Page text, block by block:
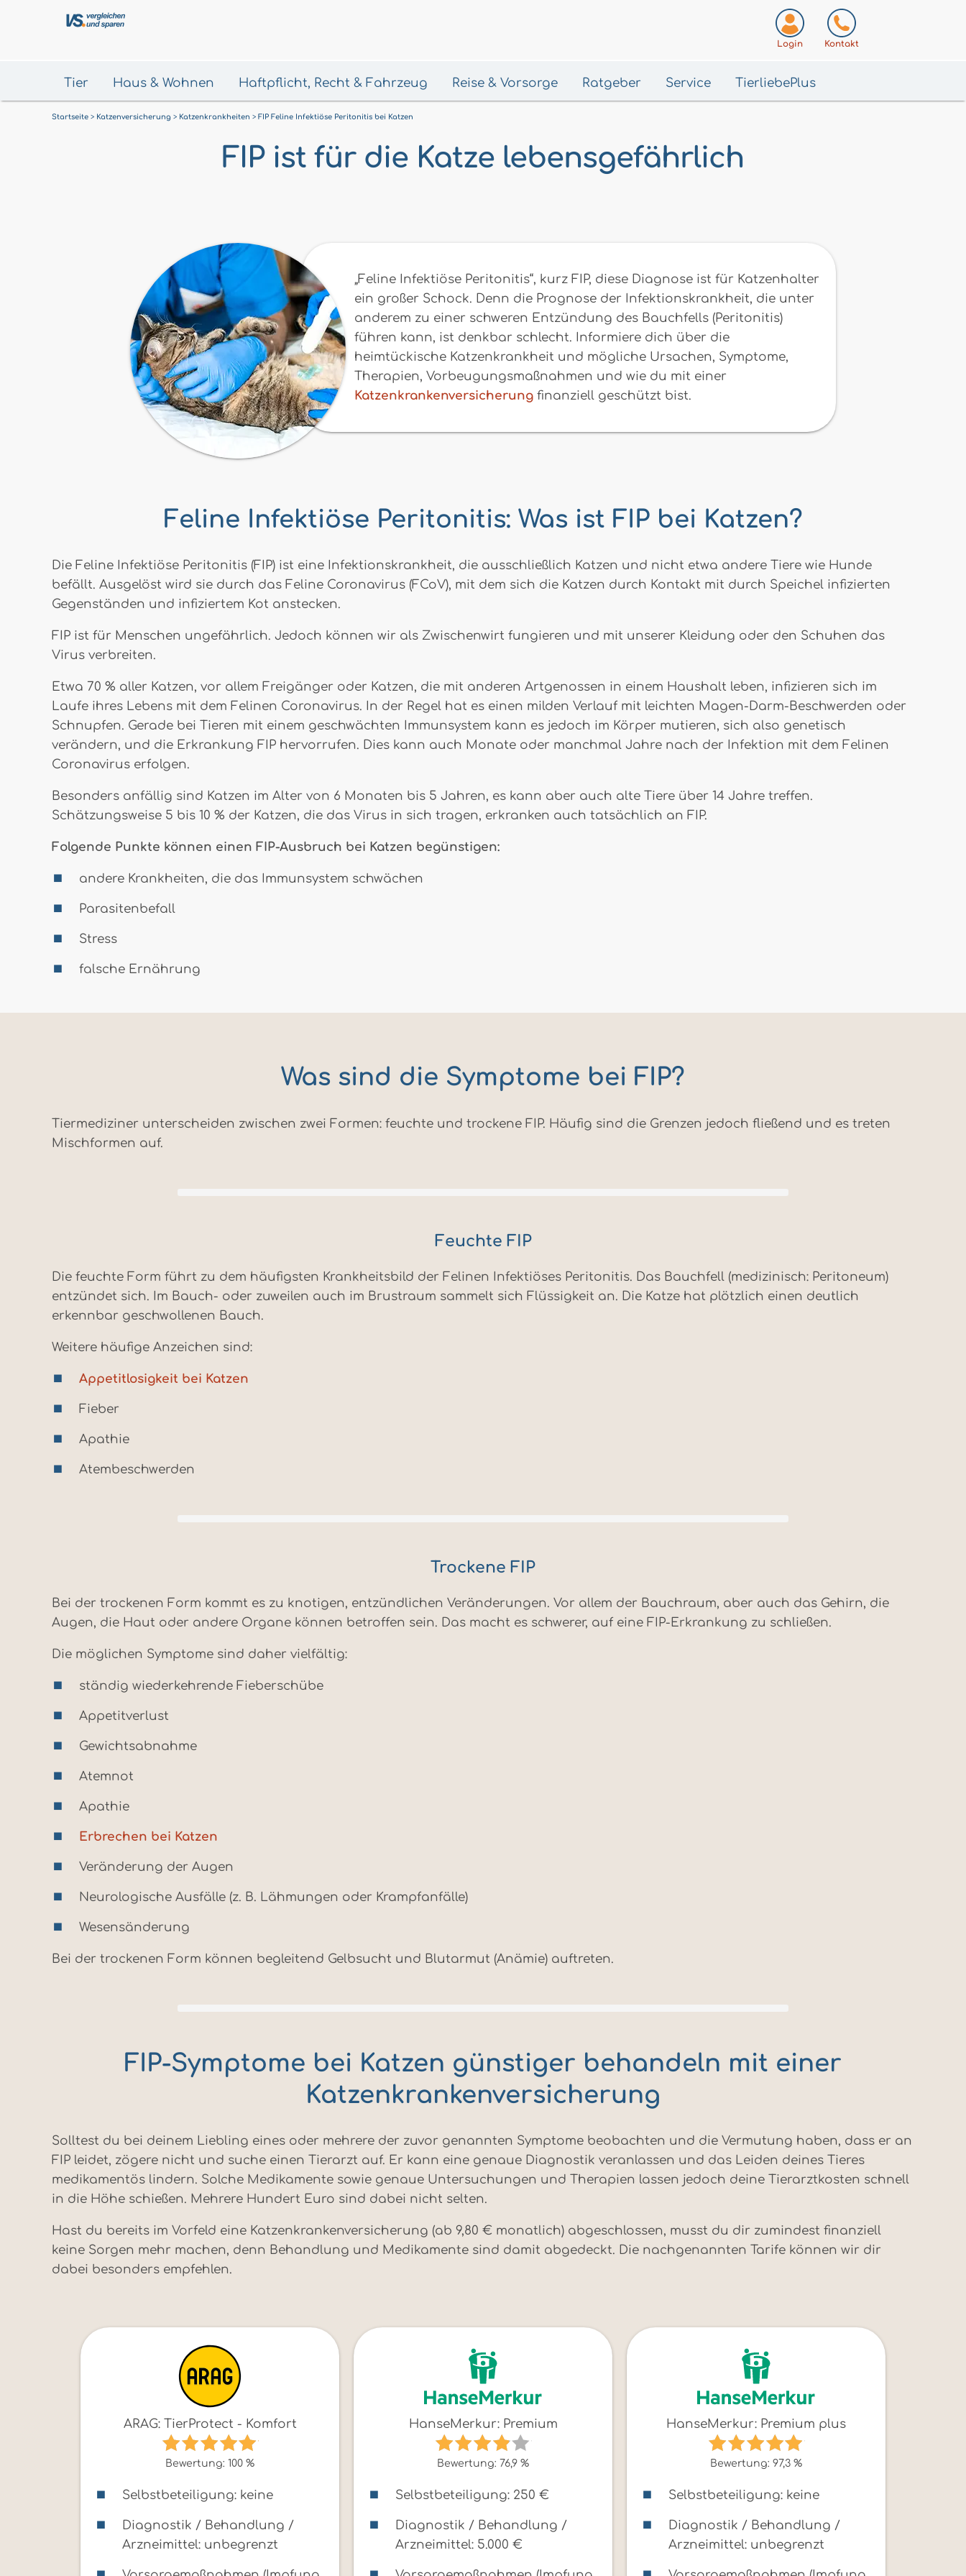
Login Kontakt
Tier Haus & Wohnen Haftpflicht, Recht & Fahrzeug Reise & Vorsorge Ratgeber Service TierliebePlus
Startseite Katzenversicherung Katzenkrankheiten FIP Feline Infektiöse Peritonitis bei Katzen
FIP ist für die Katze lebensgefährlich
„Feline Infektiöse Peritonitis“, kurz FIP, diese Diagnose ist für Katzenhalter
ein großer Schock. Denn die Prognose der Infektionskrankheit, die unter
anderem zu einer schweren Entzündung des Bauchfells (Peritonitis)
führen kann, ist denkbar schlecht. Informiere dich über die
heimtückische Katzenkrankheit und mögliche Ursachen, Symptome,
Therapien, Vorbeugungsmaßnahmen und wie du mit einer
Katzenkrankenversicherung finanziell geschützt bist.
Feline Infektiöse Peritonitis: Was ist FIP bei Katzen?
Die Feline Infektiöse Peritonitis (FIP) ist eine Infektionskrankheit, die ausschließlich Katzen und nicht etwa andere Tiere wie Hunde
befällt. Ausgelöst wird sie durch das Feline Coronavirus (FCoV), mit dem sich die Katzen durch Kontakt mit durch Speichel infizierten
Gegenständen und infiziertem Kot anstecken.
FIP ist für Menschen ungefährlich. Jedoch können wir als Zwischenwirt fungieren und mit unserer Kleidung oder den Schuhen das
Virus verbreiten.
Etwa 70 % aller Katzen, vor allem Freigänger oder Katzen, die mit anderen Artgenossen in einem Haushalt leben, infizieren sich im
Laufe ihres Lebens mit dem Felinen Coronavirus. In der Regel hat es einen milden Verlauf mit leichten Magen-Darm-Beschwerden oder
Schnupfen. Gerade bei Tieren mit einem geschwächten Immunsystem kann es jedoch im Körper mutieren, sich also genetisch
verändern, und die Erkrankung FIP hervorrufen. Dies kann auch Monate oder manchmal Jahre nach der Infektion mit dem Felinen
Coronavirus erfolgen.
Besonders anfällig sind Katzen im Alter von 6 Monaten bis 5 Jahren, es kann aber auch alte Tiere über 14 Jahre treffen.
Schätzungsweise 5 bis 10 % der Katzen, die das Virus in sich tragen, erkranken auch tatsächlich an FIP.
Folgende Punkte können einen FIP-Ausbruch bei Katzen begünstigen:
andere Krankheiten, die das Immunsystem schwächen
Parasitenbefall
Stress
falsche Ernährung
Was sind die Symptome bei FIP?
Tiermediziner unterscheiden zwischen zwei Formen: feuchte und trockene FIP. Häufig sind die Grenzen jedoch fließend und es treten
Mischformen auf.
Feuchte FIP
Die feuchte Form führt zu dem häufigsten Krankheitsbild der Felinen Infektiöses Peritonitis. Das Bauchfell (medizinisch: Peritoneum)
entzündet sich. Im Bauch- oder zuweilen auch im Brustraum sammelt sich Flüssigkeit an. Die Katze hat plötzlich einen deutlich
erkennbar geschwollenen Bauch.
Weitere häufige Anzeichen sind:
Appetitlosigkeit bei Katzen
Fieber
Apathie
Atembeschwerden
Trockene FIP
Bei der trockenen Form kommt es zu knotigen, entzündlichen Veränderungen. Vor allem der Bauchraum, aber auch das Gehirn, die
Augen, die Haut oder andere Organe können betroffen sein. Das macht es schwerer, auf eine FIP-Erkrankung zu schließen.
Die möglichen Symptome sind daher vielfältig:
ständig wiederkehrende Fieberschübe
Appetitverlust
Gewichtsabnahme
Atemnot
Apathie
Erbrechen bei Katzen
Veränderung der Augen
Neurologische Ausfälle (z. B. Lähmungen oder Krampfanfälle)
Wesensänderung
Bei der trockenen Form können begleitend Gelbsucht und Blutarmut (Anämie) auftreten.
FIP-Symptome bei Katzen günstiger behandeln mit einer
Katzenkrankenversicherung
Solltest du bei deinem Liebling eines oder mehrere der zuvor genannten Symptome beobachten und die Vermutung haben, dass er an
FIP leidet, zögere nicht und suche einen Tierarzt auf. Er kann eine genaue Diagnostik veranlassen und das Leiden deines Tieres
medikamentös lindern. Solche Medikamente sowie genaue Untersuchungen und Therapien lassen jedoch deine Tierarztkosten schnell
in die Höhe schießen. Mehrere Hundert Euro sind dabei nicht selten.
Hast du bereits im Vorfeld eine Katzenkrankenversicherung (ab 9,80 € monatlich) abgeschlossen, musst du dir zumindest finanziell
keine Sorgen mehr machen, denn Behandlung und Medikamente sind damit abgedeckt. Die nachgenannten Tarife können wir dir
dabei besonders empfehlen.
ARAG: TierProtect - Komfort
Bewertung: 100 %
Selbstbeteiligung: keine
Diagnostik / Behandlung /
Arzneimittel: unbegrenzt
HanseMerkur: Premium
Bewertung: 76,9 %
Selbstbeteiligung: 250 €
Diagnostik / Behandlung /
Arzneimittel: 5.000 €
HanseMerkur: Premium plus
Bewertung: 97,3 %
Selbstbeteiligung: keine
Diagnostik / Behandlung /
Arzneimittel: unbegrenzt